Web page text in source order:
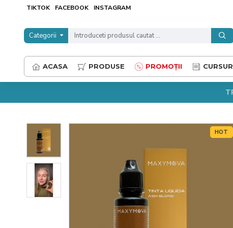
TIKTOK FACEBOOK INSTAGRAM
Categorii
ACASA PRODUSE PROMOȚII
HOT